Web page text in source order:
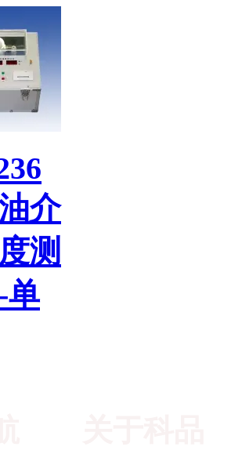
介
测
单